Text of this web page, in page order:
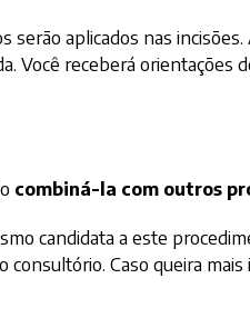
aplicados nas
Você receberá orientações
combiná-la com outros
candidata a este
Caso queira